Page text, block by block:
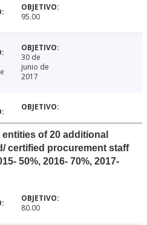
95.00
30 de
junio de
2017
of 20 additional
certified procurement staff
50%, 2016- 70%, 2017-
80.00